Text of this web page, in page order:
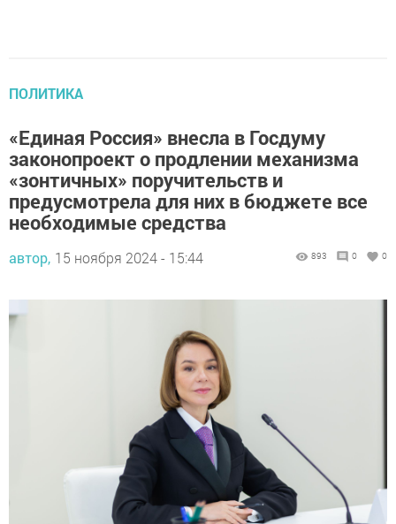
ПОЛИТИКА
«Единая Россия» внесла в Госдуму
законопроект о продлении механизма
«зонтичных» поручительств и
предусмотрела для них в бюджете все
необходимые средства
автор, 15 ноября 2024 - 15:44 893 0 0